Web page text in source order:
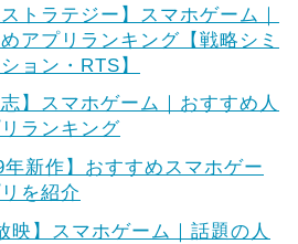
ストラテジー】スマホゲーム｜
アプリランキング【戦略シミ
ョン・RTS】
志】スマホゲーム｜おすすめ人
ランキング
年新作】おすすめスマホゲー
を紹介
映】スマホゲーム｜話題の人